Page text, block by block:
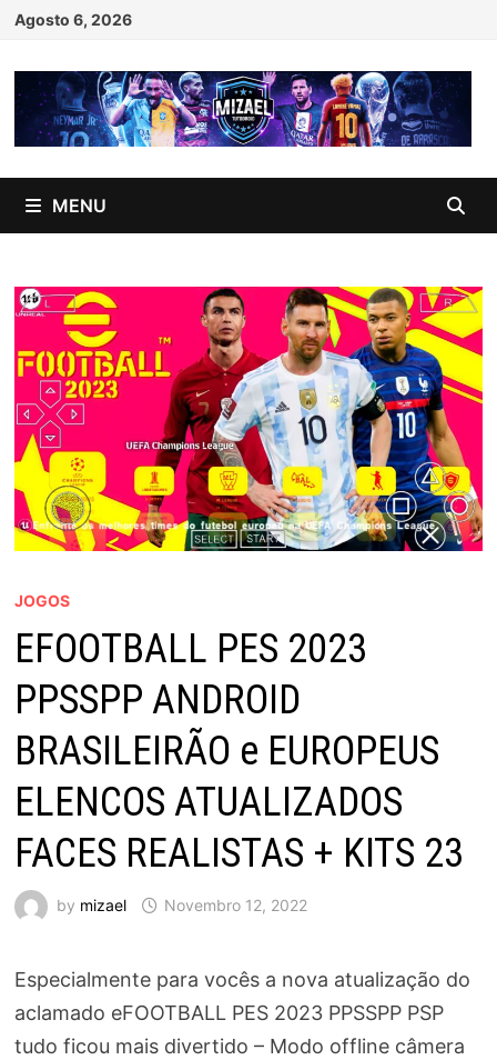
Skip
content
Agosto 6, 2026
MENU
JOGOS
EFOOTBALL PES 2023
PPSSPP ANDROID
BRASILEIRÃO e EUROPEUS
ELENCOS ATUALIZADOS
FACES REALISTAS + KITS 23
by mizael Novembro 12, 2022
Especialmente para vocês a nova atualização do
aclamado eFOOTBALL PES 2023 PPSSPP PSP
tudo ficou mais divertido – Modo offline câmera